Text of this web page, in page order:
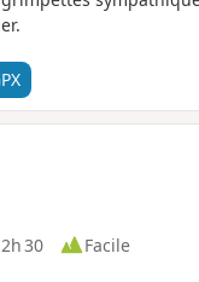
2h 30
Facile